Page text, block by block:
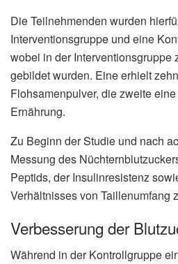
Die Teilnehmenden wurden
Interventionsgruppe und eine
wobei in der Interventionsgruppe
gebildet wurden. Eine erhielt
Flohsamenpulver, die zweite
Ernährung.
Zu Beginn der Studie und nach
Messung des
Peptids, der Insulinresistenz
Verhältnisses von Taillenumfang
Verbesserung der
Während in der Kontrollgruppe